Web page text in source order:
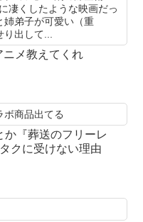
凄くしたような映画だっ
弟子が可愛い（重
出して...
ニメ教えてくれ
ボ商品出てる
か『葬送のフリーレ
クに受けない理由